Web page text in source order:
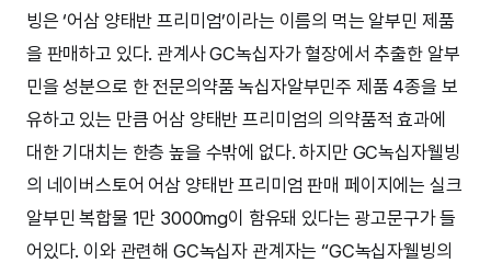
빙은 ‘어삼 양태반 프리미엄’이라는 이름의 먹는 알부민 제품
을 판매하고 있다. 관계사 GC녹십자가 혈장에서 추출한 알부
민을 성분으로 한 전문의약품 녹십자알부민주 제품 4종을 보
유하고 있는 만큼 어삼 양태반 프리미엄의 의약품적 효과에
대한 기대치는 한층 높을 수밖에 없다. 하지만 GC녹십자웰빙
의 네이버스토어 어삼 양태반 프리미엄 판매 페이지에는 실크
알부민 복합물 1만 3000mg이 함유돼 있다는 광고문구가 들
어있다. 이와 관련해 GC녹십자 관계자는 “GC녹십자웰빙의